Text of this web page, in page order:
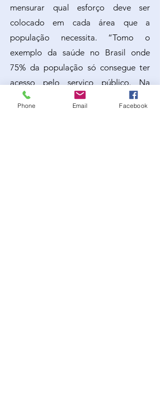
mensurar qual esforço deve ser
colocado em cada área que a
população necessita. “Tomo o
exemplo da saúde no Brasil onde
75% da população só consegue ter
acesso pelo serviço público. Na
educação, 85% é ensino público.
Phone Email Facebook